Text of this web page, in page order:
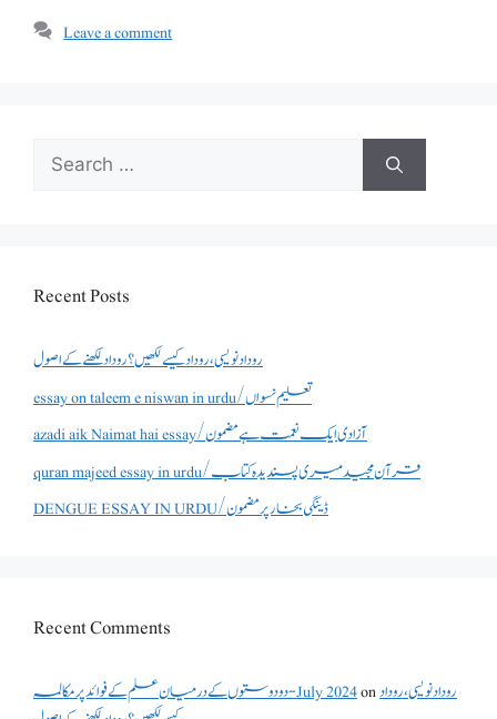
Leave a comment
Search
for:
Recent Posts
روداد نویسی ،روداد کیسے لکھیں؟ روداد لکھنے کے اصول
essay on taleem e niswan in urdu/تعلیم نسواں
azadi aik Naimat hai essay/آزادی ایک نعمت ہے مضمون
quran majeed essay in urdu/قرآن مجید میری پسندیدہ کتاب
DENGUE ESSAY IN URDU/ڈینگی بخار پر مضمون
Recent Comments
دو دوستوں کے درمیان علم کے فوائد پر مکالمہ - July 2024onروداد نویسی ،روداد